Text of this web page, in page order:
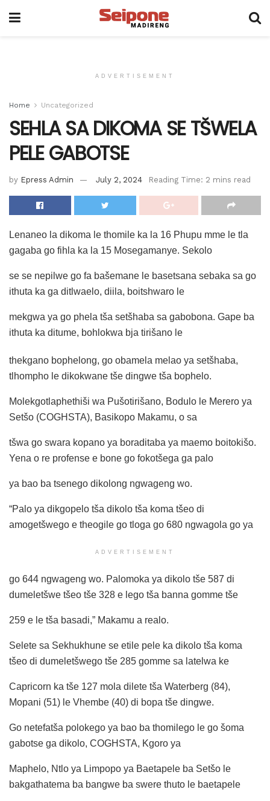
ADVERTISEMENT
Home Uncategorized
SEHLA SA DIKOMA SE TŠWELA
PELE GABOTSE
by Epress Admin July 2, 2024 Reading Time: 2 mins read
Lenaneo la dikoma le thomile ka la 16 Phupu mme le tla
gagaba go fihla ka la 15 Mosegamanye. Sekolo
se se nepilwe go fa bašemane le basetsana sebaka sa go
ithuta ka ga ditlwaelo, diila, boitshwaro le
mekgwa ya go phela tša setšhaba sa gabobona. Gape ba
ithuta ka ditume, bohlokwa bja tirišano le
thekgano bophelong, go obamela melao ya setšhaba,
tlhompho le dikokwane tše dingwe tša bophelo.
Molekgotlaphethiši wa Pušotirišano, Bodulo le Merero ya
Setšo (COGHSTA), Basikopo Makamu, o sa
tšwa go swara kopano ya boraditaba ya maemo boitokišo.
Yena o re profense e bone go fokotšega ga palo
ya bao ba tsenego dikolong ngwageng wo.
“Palo ya dikgopelo tša dikolo tša koma tšeo di
amogetšwego e theogile go tloga go 680 ngwagola go ya
ADVERTISEMENT
go 644 ngwageng wo. Palomoka ya dikolo tše 587 di
dumeletšwe tšeo tše 328 e lego tša banna gomme tše
259 e le tša basadi,” Makamu a realo.
Selete sa Sekhukhune se etile pele ka dikolo tša koma
tšeo di dumeletšwego tše 285 gomme sa latelwa ke
Capricorn ka tše 127 mola dilete tša Waterberg (84),
Mopani (51) le Vhembe (40) di bopa tše dingwe.
Go netefatša polokego ya bao ba thomilego le go šoma
gabotse ga dikolo, COGHSTA, Kgoro ya
Maphelo, Ntlo ya Limpopo ya Baetapele ba Setšo le
bakgathatema ba bangwe ba swere thuto le baetapele